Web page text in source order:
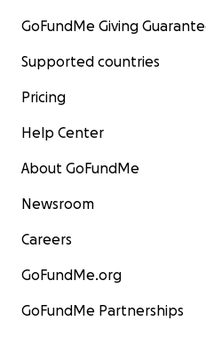
GoFundMe Giving
Supported countries
Pricing
Help Center
About GoFundMe
Newsroom
Careers
GoFundMe.org
GoFundMe Partnerships